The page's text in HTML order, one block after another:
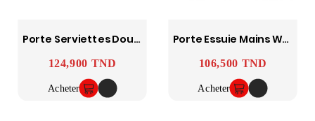
Porte Serviettes Double Mobile Yasmine SOPAL
Prix
124,900 TND
Acheter
Porte Essuie Mains Ward SOPAL
Prix
106,500 TND
Acheter